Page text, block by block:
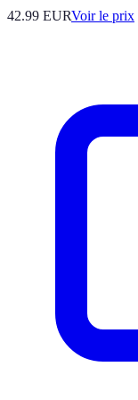
42.99 EURVoir le prix